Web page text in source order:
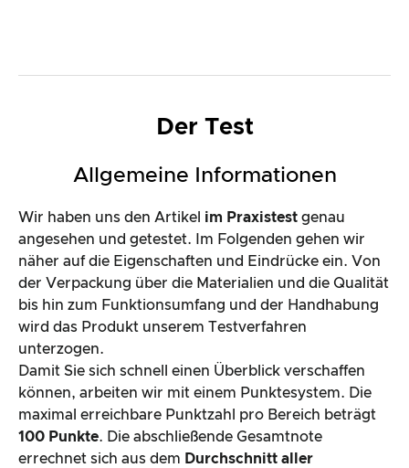
Der Test
Allgemeine Informationen
Wir haben uns den Artikel im Praxistest genau
angesehen und getestet. Im Folgenden gehen wir
näher auf die Eigenschaften und Eindrücke ein. Von
der Verpackung über die Materialien und die Qualität
bis hin zum Funktionsumfang und der Handhabung
wird das Produkt unserem Testverfahren
unterzogen.
Damit Sie sich schnell einen Überblick verschaffen
können, arbeiten wir mit einem Punktesystem. Die
maximal erreichbare Punktzahl pro Bereich beträgt
100 Punkte. Die abschließende Gesamtnote
errechnet sich aus dem Durchschnitt aller